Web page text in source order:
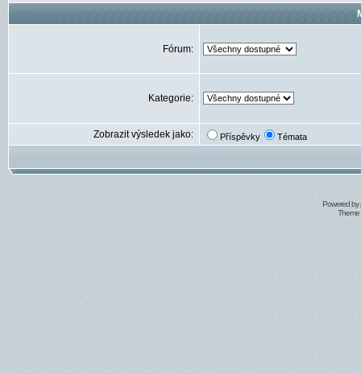
Fórum:
Kategorie:
Zobrazit výsledek jako: Příspěvky Témata
Powered by
Theme